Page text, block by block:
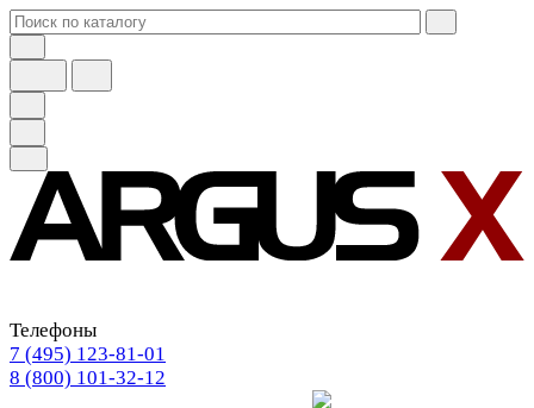
Телефоны
7 (495) 123-81-01
8 (800) 101-32-12